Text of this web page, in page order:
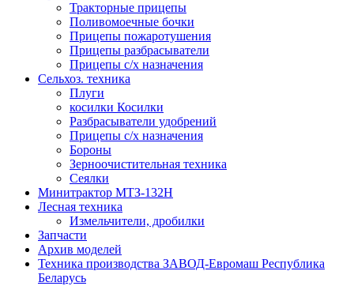
Тракторные прицепы
Поливомоечные бочки
Прицепы пожаротушения
Прицепы разбрасыватели
Прицепы с/х назначения
Сельхоз. техника
Плуги
косилки Косилки
Разбрасыватели удобрений
Прицепы с/х назначения
Бороны
Зерноочистительная техника
Сеялки
Минитрактор МТЗ-132Н
Лесная техника
Измельчители, дробилки
Запчасти
Архив моделей
Техника производства ЗАВОД-Евромаш Республика
Беларусь